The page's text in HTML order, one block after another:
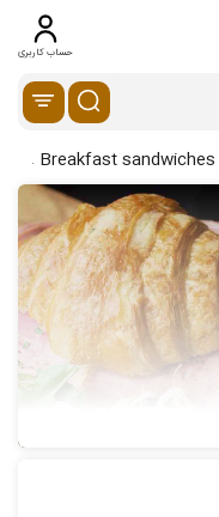
حساب کاربری